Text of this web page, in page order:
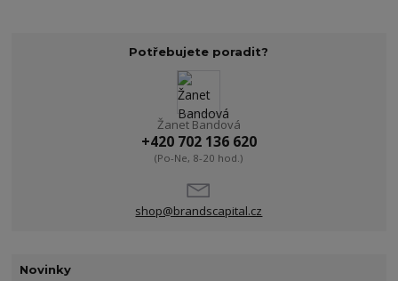
Potřebujete poradit?
Žanet Bandová
+420 702 136 620
(Po-Ne, 8-20 hod.)
shop@brandscapital.cz
Novinky